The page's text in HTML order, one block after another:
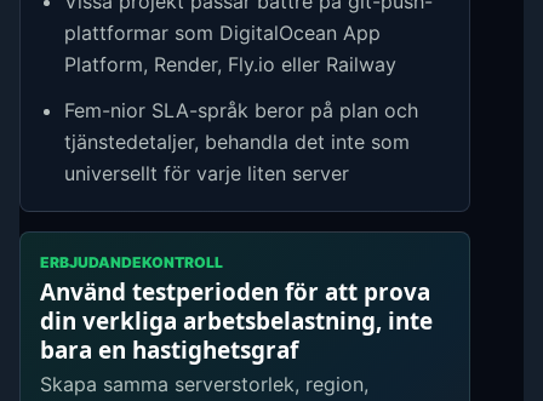
plattformar som DigitalOcean App
Platform, Render, Fly.io eller Railway
Fem-nior SLA-språk beror på plan och
tjänstedetaljer, behandla det inte som
universellt för varje liten server
ERBJUDANDEKONTROLL
Använd testperioden för att prova
din verkliga arbetsbelastning, inte
bara en hastighetsgraf
Skapa samma serverstorlek, region,